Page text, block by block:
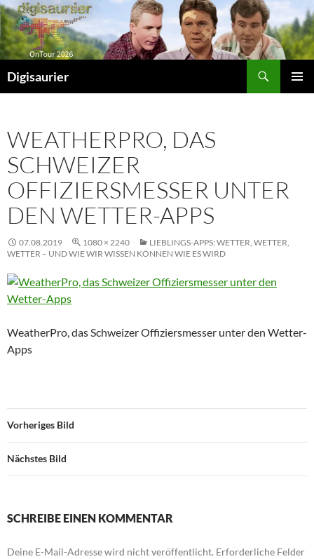
Zum
Inhalt
springen
Digisaurier
WEATHERPRO, DAS
SCHWEIZER
OFFIZIERSMESSER UNTER
DEN WETTER-APPS
07.08.2019 1080 × 2240
LIEBLINGS-APPS: WETTER, WETTER,
WETTER – UND WIE WIR WISSEN KÖNNEN WIE ES WIRD
WeatherPro, das Schweizer Offiziersmesser unter den Wetter-
Apps
Vorheriges Bild
Nächstes Bild
SCHREIBE EINEN KOMMENTAR
Deine E-Mail-Adresse wird nicht veröffentlicht. Erforderliche Felder